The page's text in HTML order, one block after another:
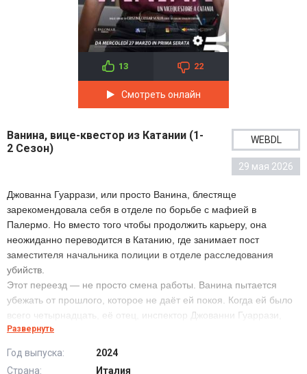
13 22
Смотреть онлайн
Ванина, вице-квестор из Катании (1-
2 Сезон)
WEBDL
29 мая 2026
Джованна Гуаррази, или просто Ванина, блестяще
зарекомендовала себя в отделе по борьбе с мафией в
Палермо. Но вместо того чтобы продолжить карьеру, она
неожиданно переводится в Катанию, где занимает пост
заместителя начальника полиции в отделе расследования
убийств.
Этот переезд — не просто смена работы. Ванина пытается
убежать от прошлого, которое не даёт ей покоя. Когда ей было
всего четырнадцать, её отец, инспектор Джованни Гуаррази,
был убит мафиози.
ряды борцов с организованной преступностью. Но чем дальше
Развернуть
Год выпуска:
2024
Страна:
Италия